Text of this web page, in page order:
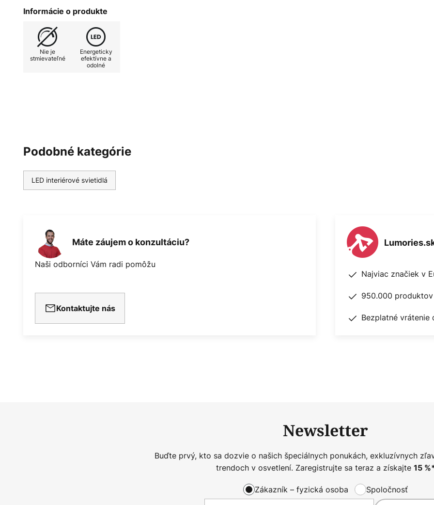
obývacích izieb.
Informácie o produkte
Nie je
stmievateľné
Energeticky
efektívne a
odolné
Podobné kategórie
LED interiérové svietidlá
Máte záujem o konzultáciu?
Naši odborníci Vám radi pomôžu
Kontaktujte nás
Najviac značiek v
950.000
Bezplatné vrátenie
Newsletter
Buďte prvý, kto sa dozvie o našich špeciálnych ponukách, exkluzívnych
trendoch v osvetlení. Zaregistrujte sa teraz a získajte 15
Zákazník – fyzická osoba Spoločnosť